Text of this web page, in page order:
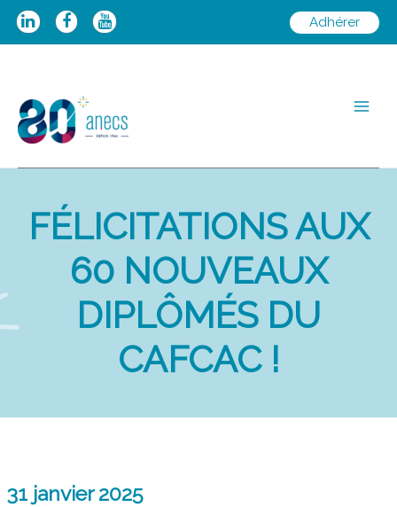
Aller
Adhérer
FÉLICITATIONS AUX
60 NOUVEAUX
DIPLÔMÉS DU
CAFCAC !
31 janvier 2025